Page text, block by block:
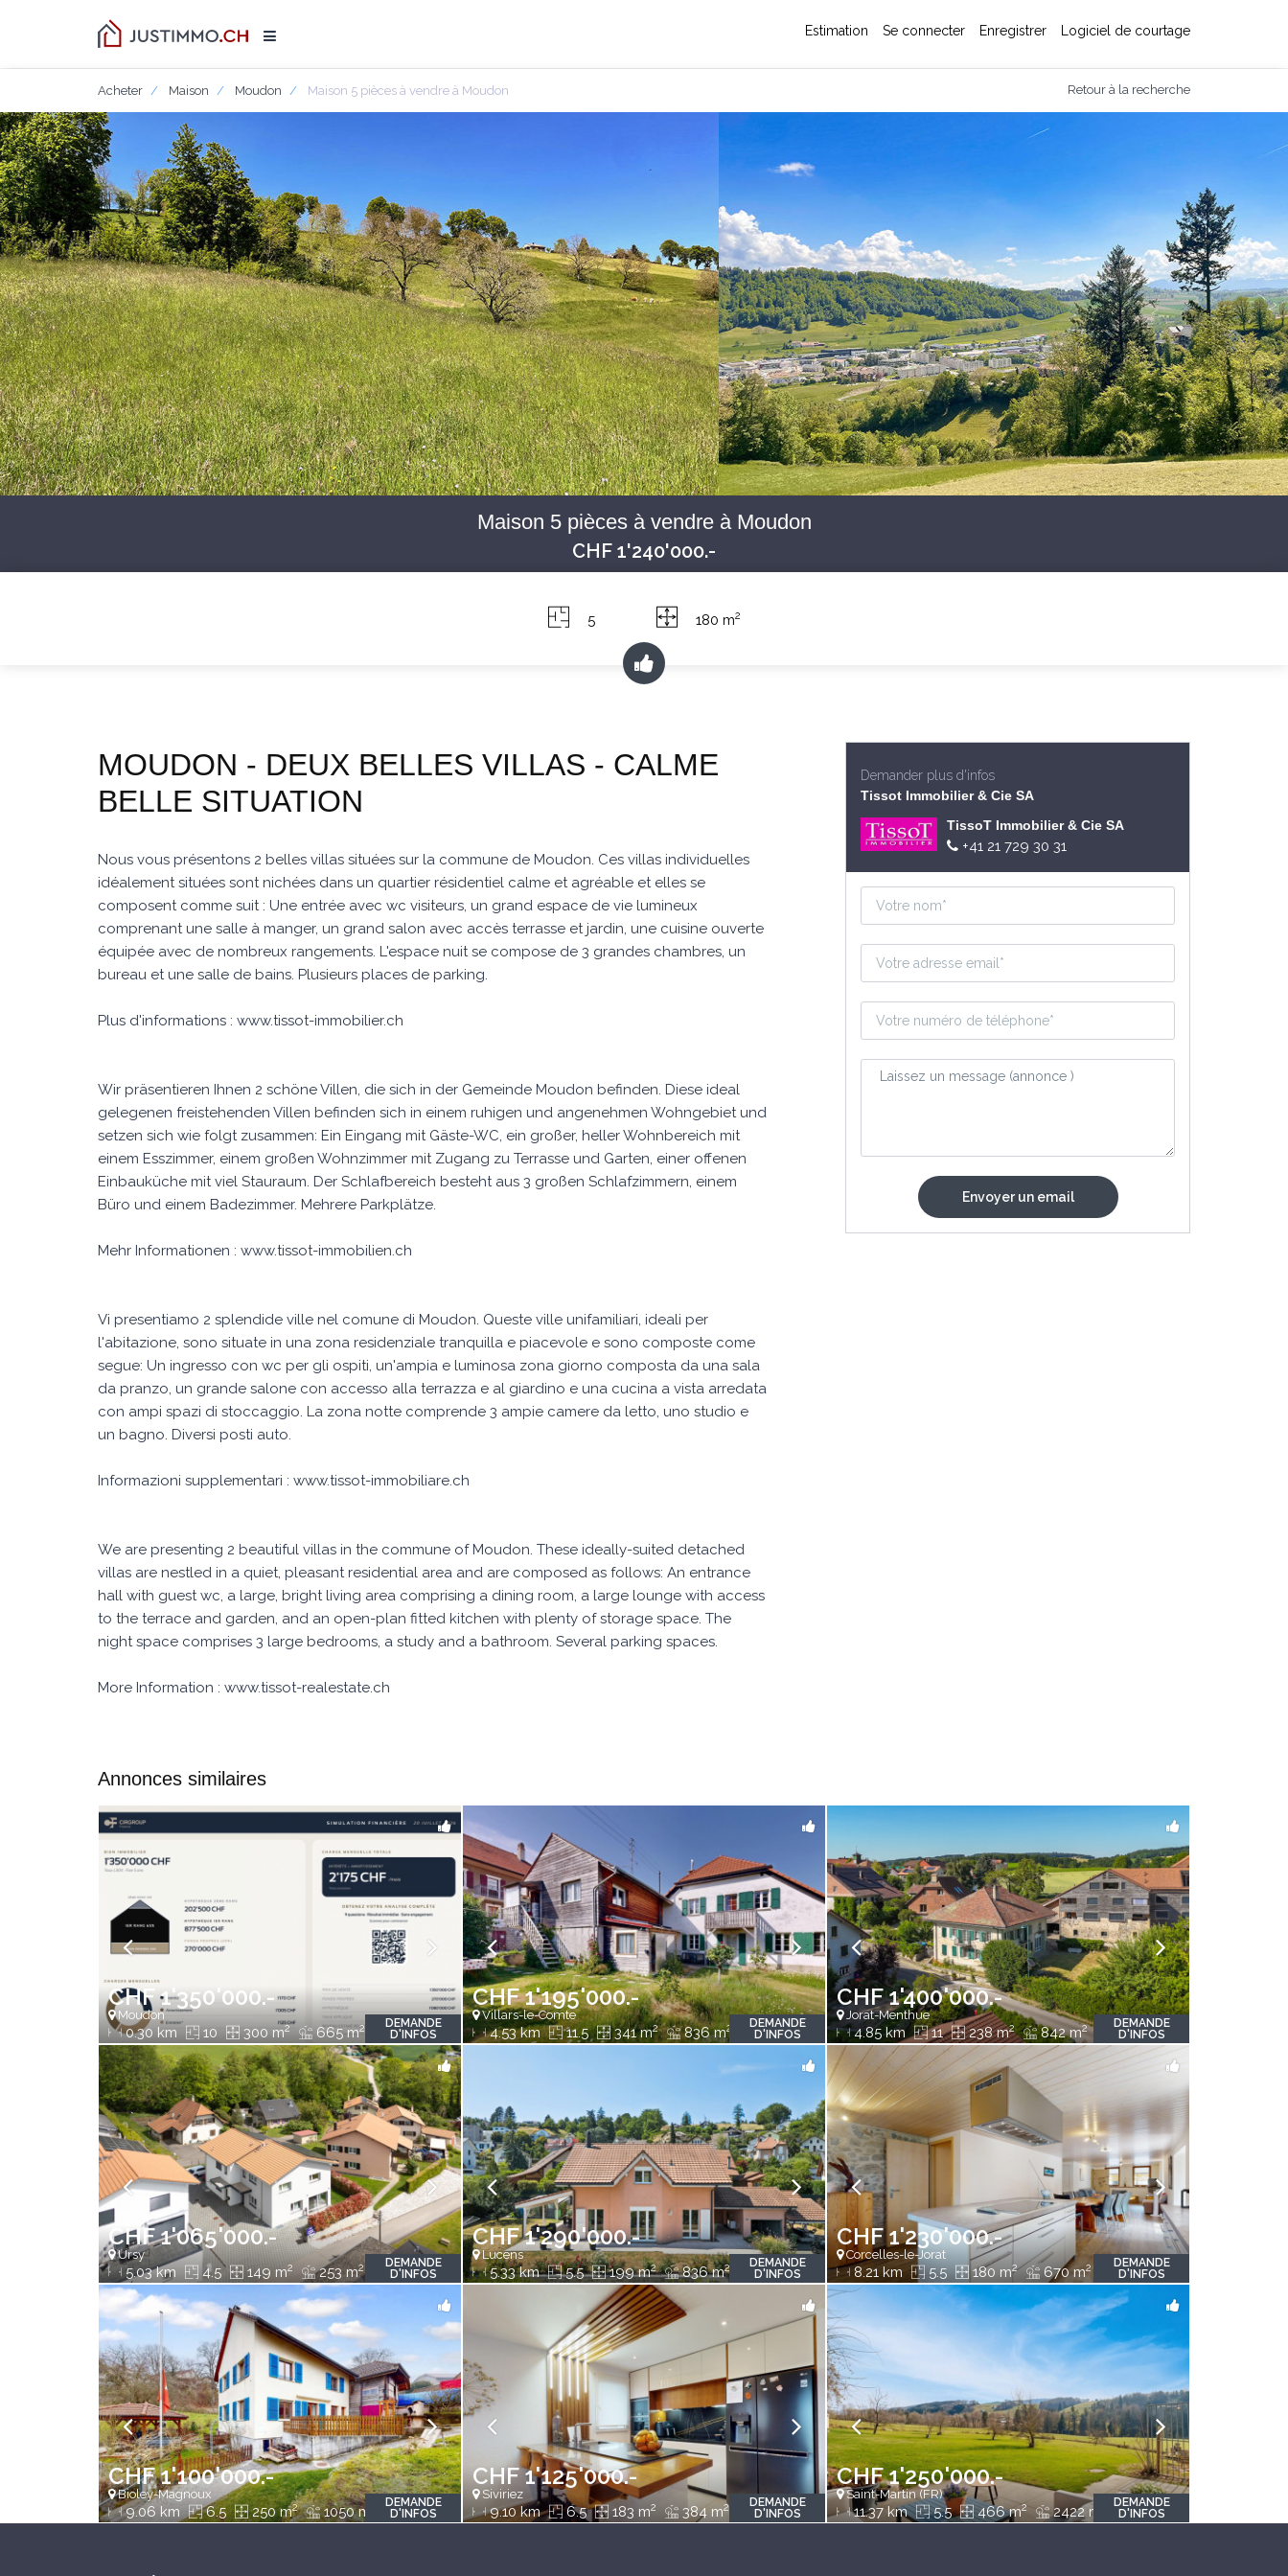
Estimation Se connecter Enregistrer Logiciel de courtage
Acheter Maison Moudon Maison 5 pièces à vendre à Moudon Retour à la recherche
Maison 5 pièces à vendre à Moudon
CHF 1'240'000.-
5 180 m2
MOUDON - DEUX BELLES VILLAS - CALME
BELLE SITUATION
Nous vous présentons 2 belles villas situées sur la commune de Moudon. Ces villas individuelles
idéalement situées sont nichées dans un quartier résidentiel calme et agréable et elles se
composent comme suit : Une entrée avec wc visiteurs, un grand espace de vie lumineux
comprenant une salle à manger, un grand salon avec accès terrasse et jardin, une cuisine ouverte
équipée avec de nombreux rangements. L'espace nuit se compose de 3 grandes chambres, un
bureau et une salle de bains. Plusieurs places de parking.
Plus d'informations : www.tissot-immobilier.ch
Wir präsentieren Ihnen 2 schöne Villen, die sich in der Gemeinde Moudon befinden. Diese ideal
gelegenen freistehenden Villen befinden sich in einem ruhigen und angenehmen Wohngebiet und
setzen sich wie folgt zusammen: Ein Eingang mit Gäste-WC, ein großer, heller Wohnbereich mit
einem Esszimmer, einem großen Wohnzimmer mit Zugang zu Terrasse und Garten, einer offenen
Einbauküche mit viel Stauraum. Der Schlafbereich besteht aus 3 großen Schlafzimmern, einem
Büro und einem Badezimmer. Mehrere Parkplätze.
Mehr Informationen : www.tissot-immobilien.ch
Vi presentiamo 2 splendide ville nel comune di Moudon. Queste ville unifamiliari, ideali per
l'abitazione, sono situate in una zona residenziale tranquilla e piacevole e sono composte come
segue: Un ingresso con wc per gli ospiti, un'ampia e luminosa zona giorno composta da una sala
da pranzo, un grande salone con accesso alla terrazza e al giardino e una cucina a vista arredata
con ampi spazi di stoccaggio. La zona notte comprende 3 ampie camere da letto, uno studio e
un bagno. Diversi posti auto.
Informazioni supplementari : www.tissot-immobiliare.ch
We are presenting 2 beautiful villas in the commune of Moudon. These ideally-suited detached
villas are nestled in a quiet, pleasant residential area and are composed as follows: An entrance
hall with guest wc, a large, bright living area comprising a dining room, a large lounge with access
to the terrace and garden, and an open-plan fitted kitchen with plenty of storage space. The
night space comprises 3 large bedrooms, a study and a bathroom. Several parking spaces.
More Information : www.tissot-realestate.ch
Demander plus d'infos
Tissot Immobilier & Cie SA
TissoT Immobilier & Cie SA
+41 21 729 30 31
Annonces similaires
CHF 1'350'000.-
Moudon
0.30 km 10 300 m2 665 m2
DEMANDE
D'INFOS
CHF 1'195'000.-
Villars-le-Comte
4.53 km 11.5 341 m2 836 m2
DEMANDE
D'INFOS
CHF 1'400'000.-
Jorat-Menthue
4.85 km 11 238 m2 842 m2
DEMANDE
D'INFOS
CHF 1'065'000.-
Ursy
5.03 km 4.5 149 m2 253 m2
DEMANDE
D'INFOS
CHF 1'290'000.-
Lucens
5.33 km 5.5 199 m2 836 m2
DEMANDE
D'INFOS
CHF 1'230'000.-
Corcelles-le-Jorat
8.21 km 5.5 180 m2 670 m2
DEMANDE
D'INFOS
CHF 1'100'000.-
Bioley-Magnoux
9.06 km 6.5 250 m2 1050 m
DEMANDE
D'INFOS
CHF 1'125'000.-
Siviriez
9.10 km 6.5 183 m2 384 m2
DEMANDE
D'INFOS
CHF 1'250'000.-
Saint-Martin (FR)
11.37 km 5.5 466 m2 2422 m
DEMANDE
D'INFOS